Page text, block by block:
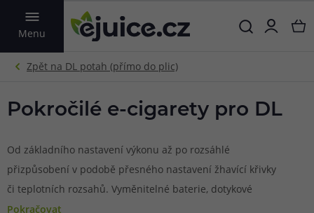
Menu
VYHLEDAT
Pokročilé e-cigarety pro DL
Od základního nastavení výkonu až po rozsáhlé
přizpůsobení v podobě přesného nastavení žhavící křivky
či teplotních rozsahů. Vyměnitelné baterie, dotykové
displeje, inteligentní čipy a spousta dalších vychytávek pro
Pokračovat